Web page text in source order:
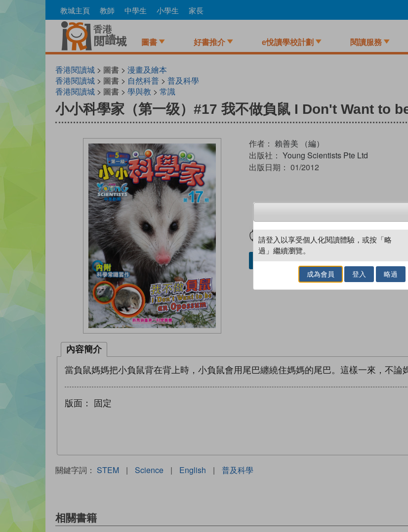
to
教城主頁 教師 中學生 小學生 家長
圖書 好書推介 e悅讀學校計劃 閱讀服務
香港閱讀城> 圖書 > 漫畫及繪本
香港閱讀城> 圖書 > 自然科普> 普及科學
香港閱讀城> 圖書 > 學與教 > 常識
小小科學家（第一级）#17 我不做負鼠 I Don't Want to
作者： 賴善美 （編）
出版社： Young Scientists Pte Ltd
出版日期： 01/2012
試閲 加入閱讀紀錄
加入／閱讀電子書
內容簡介
當負鼠媽媽把小負鼠背在背上時，小負鼠會用尾巴纏繞住媽媽的尾巴。這樣一來，不論
版面： 固定
關鍵字詞： STEM | Science | English | 普及科學
相關書籍
請登入以享受個人化閱讀體驗，或按「略
過」繼續瀏覽。
成為會員 登入 略過